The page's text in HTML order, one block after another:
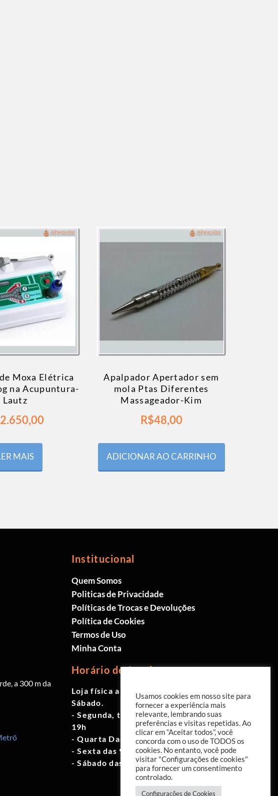
Moxa Elétrica
na Acupuntura-
Lautz
2.650,00
MAIS
Apalpador Apertador sem
mola Ptas Diferentes
Massageador-Kim
R$48,00
ADICIONAR AO CARRINHO
a 300 m da
Institucional
Quem Somos
Politicas de Privacidade
Políticas de Trocas e Devoluções
Política de Cookies
Termos de Uso
Minha Conta
Horário de funcionamento
Loja física aberta de Segunda à
Sábado.
- Segunda, terça e quinta das 9h às
19h
- Quarta Das 10h às 18h
- Sexta das 9h às 18h
- Sábado das 10h às 17h
Usamos cookies em nosso site para
fornecer a experiência mais
relevante, lembrando suas
preferências e visitas repetidas. Ao
clicar em “Aceitar todos”, você
concorda com o uso de TODOS os
cookies. No entanto, você pode
visitar "Configurações de cookies"
para fornecer um consentimento
controlado.
Configurações de Cookies